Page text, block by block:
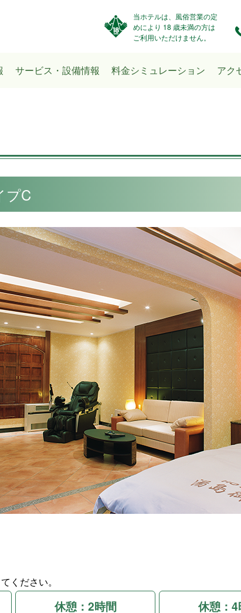
当ホテルは、風俗営業の定
めにより 18 歳未満の方は
ご利用いただけません。
サービス・設備情報 料金シミュレーション アク
C
ください。
休憩：2時間 休憩：